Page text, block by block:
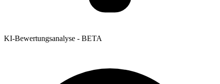
KI-Bewertungsanalyse - BETA